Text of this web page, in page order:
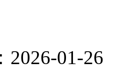
2026-01-26